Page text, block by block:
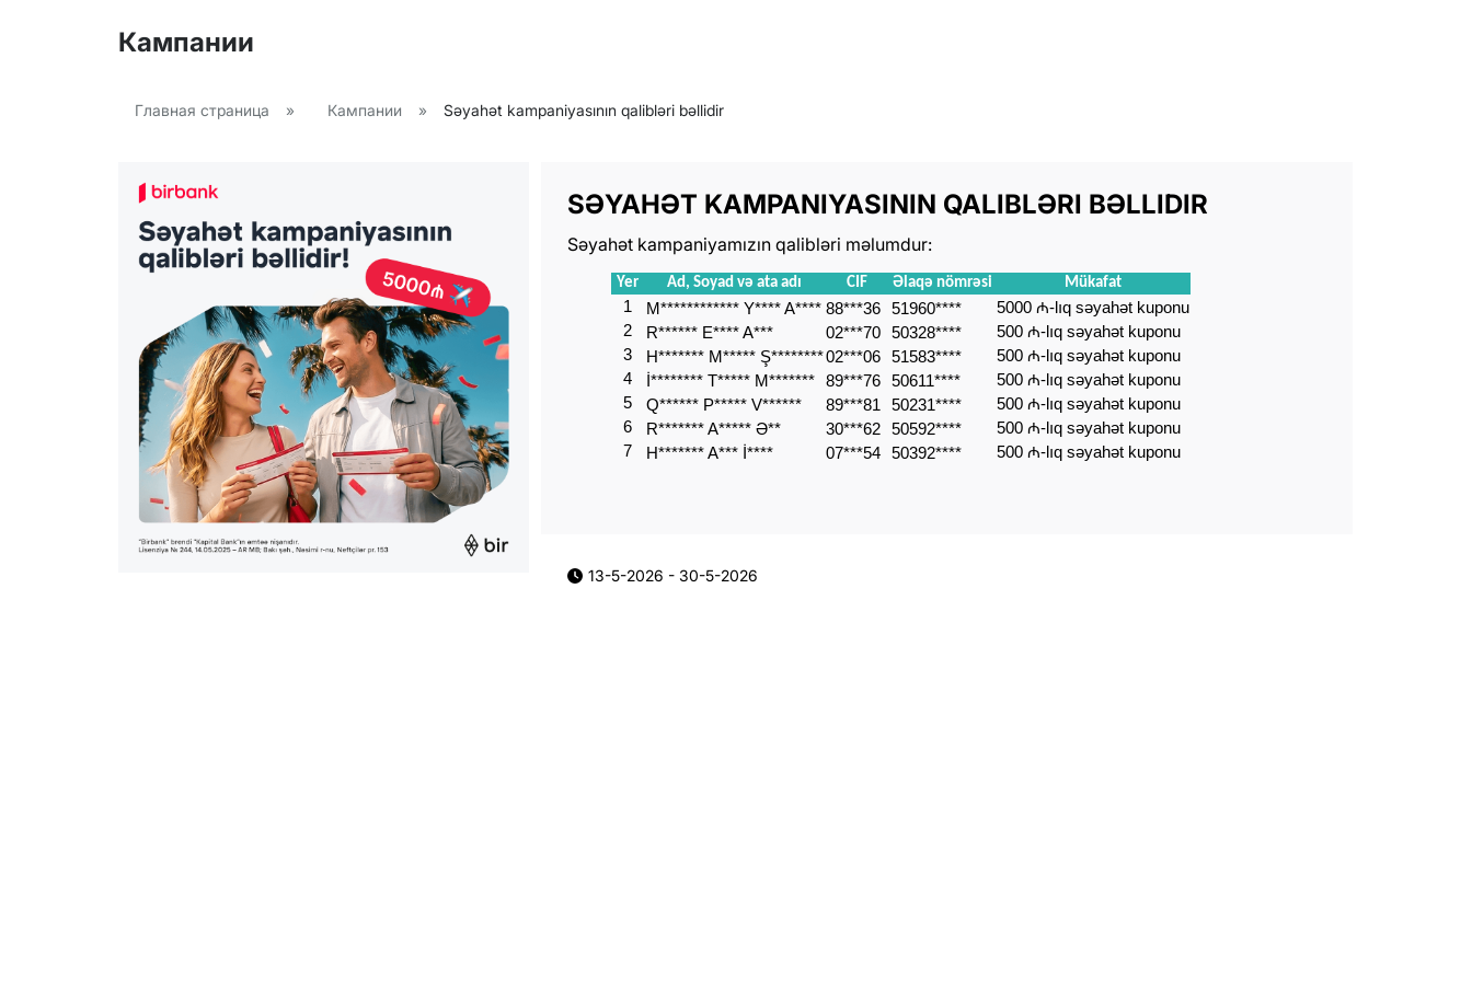
Кампании
Главная страница » Кампании » Səyahət kampaniyasının qalibləri bəllidir
SƏYAHƏT KAMPANIYASININ QALIBLƏRI BƏLLIDIR
Səyahət kampaniyamızın qalibləri məlumdur:
Yer Ad, Soyad və ata adı CIF Əlaqə nömrəsi Mükafat
1 M************ Y**** A**** 88***36 51960****
5000 ₼-lıq səyahət kuponu
2
R****** E**** A*** 02***70 50328****
500 ₼-lıq səyahət kuponu
3
H******* M***** Ş********02***06 51583****
500 ₼-lıq səyahət kuponu
4
İ******** T***** M******* 89***76 50611****
500 ₼-lıq səyahət kuponu
5
Q****** P***** V****** 89***81 50231****
500 ₼-lıq səyahət kuponu
6
R******* A***** Ə** 30***62 50592****
500 ₼-lıq səyahət kuponu
7
H******* A*** İ**** 07***54 50392**** 500 ₼-lıq səyahət kuponu
13-5-2026 - 30-5-2026